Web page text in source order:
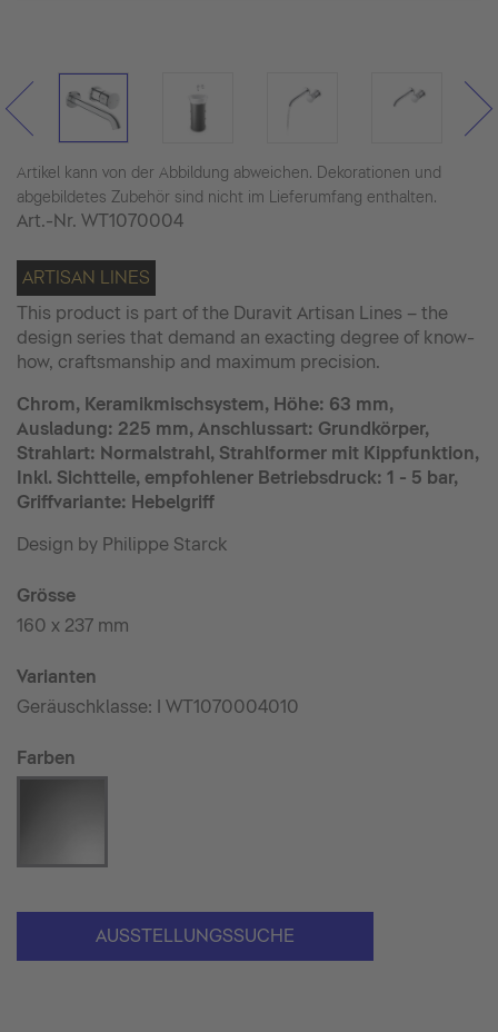
Artikel kann von der Abbildung abweichen. Dekorationen und
abgebildetes Zubehör sind nicht im Lieferumfang enthalten.
Art.-Nr. WT1070004
ARTISAN LINES
This product is part of the Duravit Artisan Lines – the
design series that demand an exacting degree of know-
how, craftsmanship and maximum precision.
Chrom, Keramikmischsystem, Höhe: 63 mm,
Ausladung: 225 mm, Anschlussart: Grundkörper,
Strahlart: Normalstrahl, Strahlformer mit Kippfunktion,
Inkl. Sichtteile, empfohlener Betriebsdruck: 1 - 5 bar,
Griffvariante: Hebelgriff
Design by Philippe Starck
Grösse
160 x 237 mm
Varianten
Geräuschklasse: I WT1070004010
Farben
AUSSTELLUNGSSUCHE